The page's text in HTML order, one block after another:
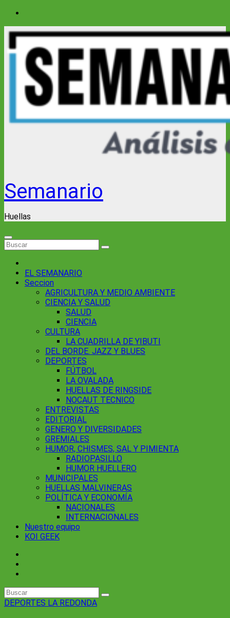
Saltar
contenido
Semanario
Huellas
EL SEMANARIO
Seccion
AGRICULTURA Y MEDIO AMBIENTE
CIENCIA Y SALUD
SALUD
CIENCIA
CULTURA
LA CUADRILLA DE YIBUTI
DEL BORDE. JAZZ Y BLUES
DEPORTES
FÚTBOL
LA OVALADA
HUELLAS DE RINGSIDE
NOCAUT TECNICO
ENTREVISTAS
EDITORIAL
GENERO Y DIVERSIDADES
GREMIALES
HUMOR, CHISMES, SAL Y PIMIENTA
RADIOPASILLO
HUMOR HUELLERO
MUNICIPALES
HUELLAS MALVINERAS
POLÍTICA Y ECONOMÍA
NACIONALES
INTERNACIONALES
Nuestro equipo
KOI GEEK
DEPORTES LA REDONDA